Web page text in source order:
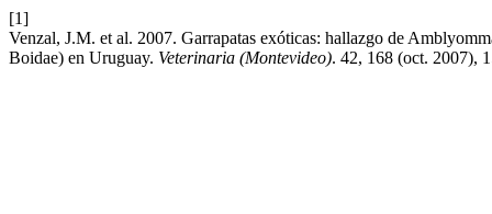
[1]
Venzal, J.M. et al. 2007. Garrapatas exóticas: hallazgo de
Boidae) en Uruguay. Veterinaria (Montevideo). 42, 168 (oct. 2007),